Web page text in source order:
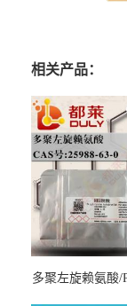
相关产品：
多聚左旋赖氨酸/